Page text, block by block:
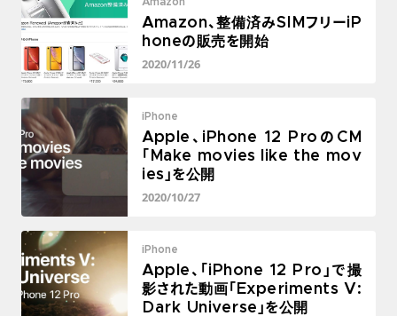
Amazon
Amazon、整備済みSIMフリーiP
honeの販売を開始
2020/11/26
iPhone
Apple、iPhone 12 ProのCM
「Make movies like the mov
ies」を公開
2020/10/27
iPhone
Apple、「iPhone 12 Pro」で撮
影された動画「Experiments V:
Dark Universe」を公開